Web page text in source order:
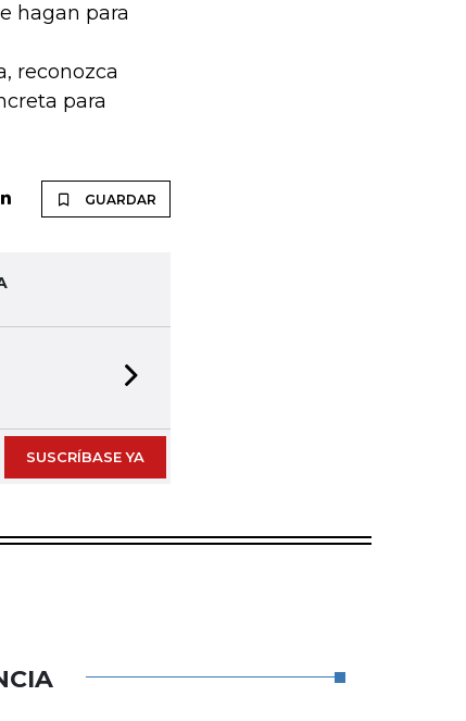
hagan para
reconozca
para
GUARDAR
SUSCRÍBASE YA